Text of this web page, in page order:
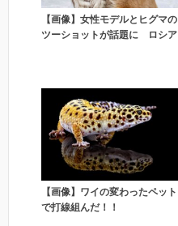
【画像】女性モデルとヒグマの
ツーショットが話題に ロシア
【画像】ワイの変わったペット
で打線組んだ！！